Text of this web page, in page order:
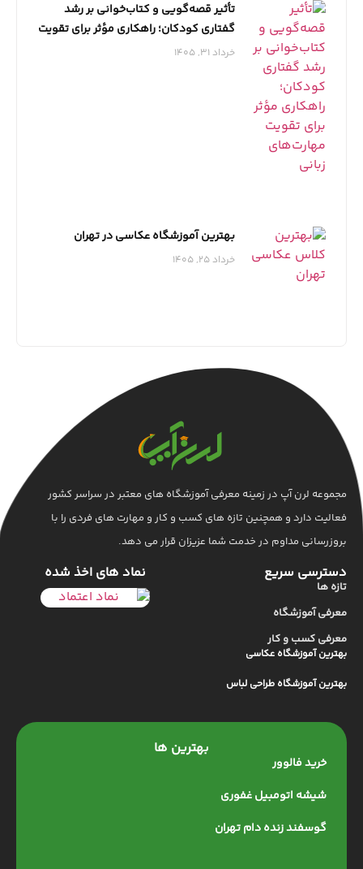
تأثیر قصه‌گویی و کتاب‌خوانی بر رشد
گفتاری کودکان؛ راهکاری مؤثر برای تقویت
مهارت‌های زبانی
خرداد 31, 1405
بهترین آموزشگاه عکاسی در تهران
خرداد 25, 1405
مجموعه لرن آپ در زمینه معرفی آموزشگاه های معتبر در سراسر کشور
فعالیت دارد و همچنین تازه های کسب و کار و مهارت های فردی را با
بروزرسانی مداوم در خدمت شما عزیزان قرار می دهد.
دسترسی سریع
تازه ها
معرفی آموزشگاه
معرفی کسب و کار
بهترین آموزشگاه عکاسی
بهترین آموزشگاه طراحی لباس
نماد های اخذ شده
بهترین ها
خرید فالوور
شیشه اتومبیل غفوری
گوسفند زنده دام تهران